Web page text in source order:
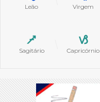
Leão Virgem
Sagitário Capricórnio